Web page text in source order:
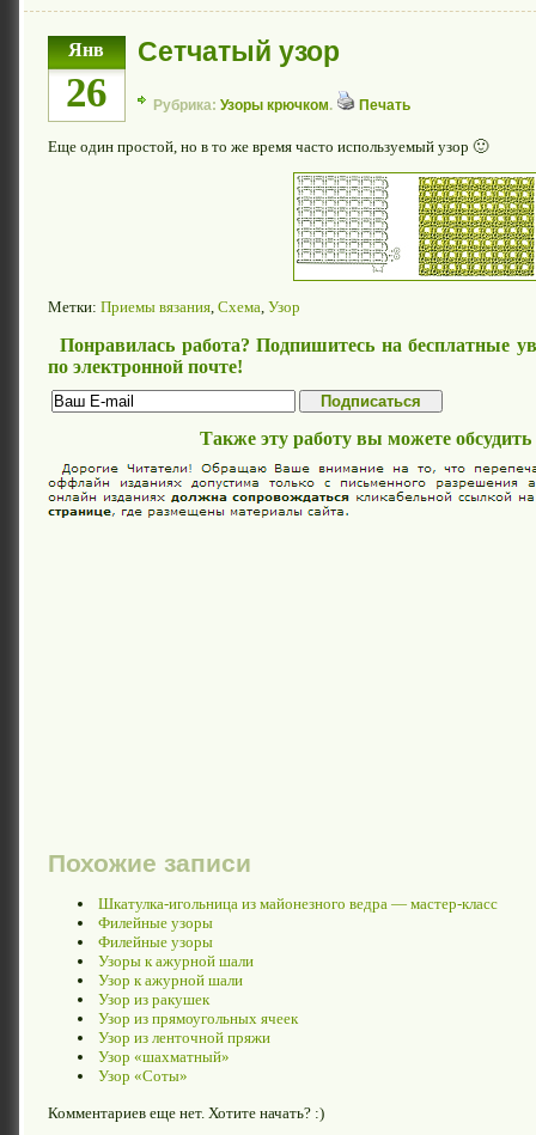
Янв
26
Сетчатый узор
Рубрика: Узоры крючком. Печать
Еще один простой, но в то же время часто используемый узор 🙂
Метки: Приемы вязания Схема Узор
Понравилась работа? Подпишитесь на бесплатные
по электронной почте!
Также эту работу вы можете
Похожие записи
Шкатулка-игольница из майонезного ведра — мастер-класс
Филейные узоры
Филейные узоры
Узоры к ажурной шали
Узор к ажурной шали
Узор из ракушек
Узор из прямоугольных ячеек
Узор из ленточной пряжи
Узор «шахматный»
Узор «Соты»
Комментариев еще нет. Хотите начать? :)